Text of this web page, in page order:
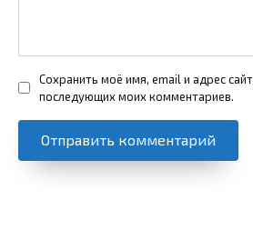
Сохранить моё имя, email и адрес
последующих моих комментариев.